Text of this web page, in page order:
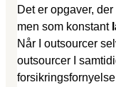
Det er opgaver,
men som konstant
Når I outsourcer
outsourcer I